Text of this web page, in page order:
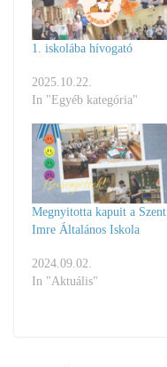
1. iskolába hívogató
2025.10.22.
In "Egyéb kategória"
Megnyitotta kapuit a Szent
Imre Általános Iskola
2024.09.02.
In "Aktuális"